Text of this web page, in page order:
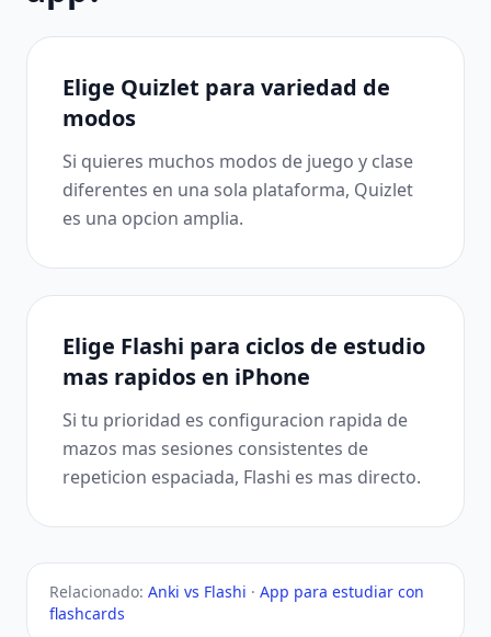
Elige Quizlet para variedad de
modos
Si quieres muchos modos de juego y clase
diferentes en una sola plataforma, Quizlet
es una opcion amplia.
Elige Flashi para ciclos de estudio
mas rapidos en iPhone
Si tu prioridad es configuracion rapida de
mazos mas sesiones consistentes de
repeticion espaciada, Flashi es mas directo.
Relacionado: Anki vs Flashi · App para estudiar con
flashcards